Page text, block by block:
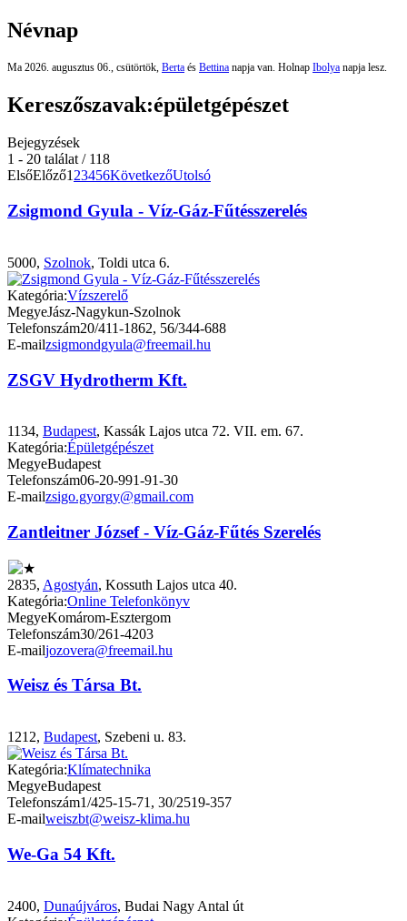
Névnap
Ma 2026. augusztus 06., csütörtök, Berta és Bettina napja van. Holnap Ibolya napja lesz.
Kereszőszavak:épületgépészet
Bejegyzések
1 - 20 találat / 118
ElsőElőző123456KövetkezőUtolsó
Zsigmond Gyula - Víz-Gáz-Fűtésszerelés
5000, Szolnok, Toldi utca 6.
Kategória:Vízszerelő
MegyeJász-Nagykun-Szolnok
Telefonszám20/411-1862, 56/344-688
E-mailzsigmondgyula@freemail.hu
ZSGV Hydrotherm Kft.
1134, Budapest, Kassák Lajos utca 72. VII. em. 67.
Kategória:Épületgépészet
MegyeBudapest
Telefonszám06-20-991-91-30
E-mailzsigo.gyorgy@gmail.com
Zantleitner József - Víz-Gáz-Fűtés Szerelés
2835, Agostyán, Kossuth Lajos utca 40.
Kategória:Online Telefonkönyv
MegyeKomárom-Esztergom
Telefonszám30/261-4203
E-mailjozovera@freemail.hu
Weisz és Társa Bt.
1212, Budapest, Szebeni u. 83.
Kategória:Klímatechnika
MegyeBudapest
Telefonszám1/425-15-71, 30/2519-357
E-mailweiszbt@weisz-klima.hu
We-Ga 54 Kft.
2400, Dunaújváros, Budai Nagy Antal út